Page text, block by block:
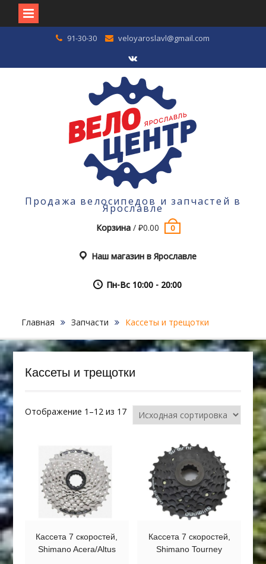
91-30-30 veloyaroslavl@gmail.com
VK
Продажа велосипедов и запчастей в
Ярославле
Корзина /₽0.00 0
Наш магазин в Ярославле
Пн-Вс 10:00 - 20:00
Главная Запчасти Кассеты и трещотки
Кассеты и трещотки
Отображение 1–12 из 17
Кассета 7 скоростей,
Shimano Acera/Altus
Кассета 7 скоростей,
Shimano Tourney